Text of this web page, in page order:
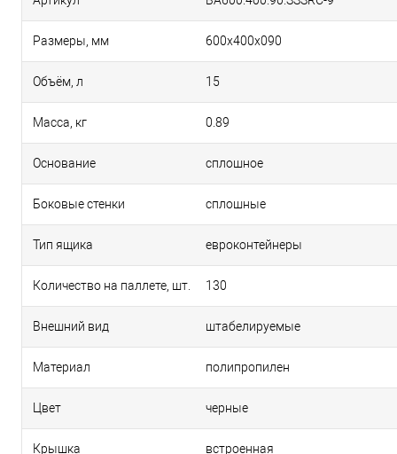
Размеры, мм 600х400х090
Объём, л 15
Масса, кг 0.89
Основание сплошное
Боковые стенки сплошные
Тип ящика евроконтейнеры
Количество на паллете, шт. 130
Внешний вид штабелируемые
Материал полипропилен
Цвет черные
Крышка встроенная